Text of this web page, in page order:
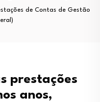
de Contas de Gestão
prestações
anos,